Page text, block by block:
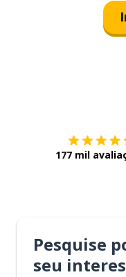
177 mil
Pesquise
seu